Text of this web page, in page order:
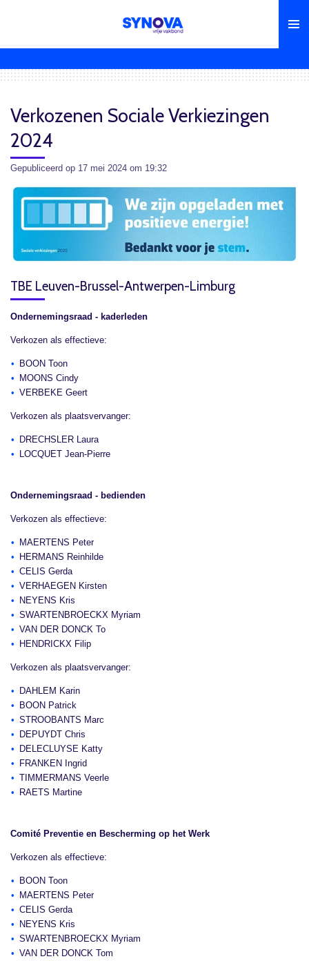
hoofdinhoud
Verkozenen Sociale Verkiezingen
2024
Gepubliceerd op 17 mei 2024 om 19:32
TBE Leuven-Brussel-Antwerpen-Limburg
Ondernemingsraad - kaderleden
Verkozen als effectieve:
BOON Toon
MOONS Cindy
VERBEKE Geert
Verkozen als plaatsvervanger:
DRECHSLER Laura
LOCQUET Jean-Pierre
Ondernemingsraad - bedienden
Verkozen als effectieve:
MAERTENS Peter
HERMANS Reinhilde
CELIS Gerda
VERHAEGEN Kirsten
NEYENS Kris
SWARTENBROECKX Myriam
VAN DER DONCK To
HENDRICKX Filip
Verkozen als plaatsvervanger:
DAHLEM Karin
BOON Patrick
STROOBANTS Marc
DEPUYDT Chris
DELECLUYSE Katty
FRANKEN Ingrid
TIMMERMANS Veerle
RAETS Martine
Comité Preventie en Bescherming op het Werk
Verkozen als effectieve:
BOON Toon
MAERTENS Peter
CELIS Gerda
NEYENS Kris
SWARTENBROECKX Myriam
VAN DER DONCK Tom